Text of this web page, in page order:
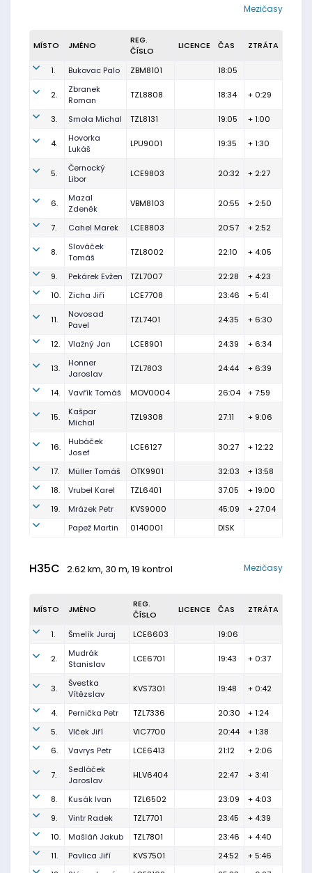
Mezičasy
MÍSTO JMÉNO
REG.
ČÍSLO
LICENCE ČAS ZTRÁTA
1. Bukovac Palo ZBM8101 18:05
2.
Zbranek
Roman
TZL8808 18:34 + 0:29
3. Smola Michal TZL8131 19:05 + 1:00
4.
Hovorka
Lukáš
LPU9001 19:35 + 1:30
5.
Černocký
Libor
LCE9803 20:32 + 2:27
6.
Mazal
Zdeněk
VBM8103 20:55 + 2:50
7. Cahel Marek LCE8803 20:57 + 2:52
8.
Slováček
Tomáš
TZL8002 22:10 + 4:05
9. Pekárek Evžen TZL7007 22:28
+ 4:23
10.
Zicha Jiří LCE7708 23:46 + 5:41
11.
Novosad
Pavel
TZL7401 24:35 + 6:30
12. Vlažný Jan LCE8901 24:39 + 6:34
13.
Honner
Jaroslav
TZL7803 24:44 + 6:39
14. Vavřík Tomáš MOV0004 26:04 + 7:59
15.
Kašpar
Michal
TZL9308 27:11 + 9:06
16.
Hubáček
Josef
LCE6127 30:27 + 12:22
17. Müller Tomáš OTK9901 32:03
+ 13:58
18.
Vrubel Karel TZL6401 37:05
+ 19:00
19.
Mrázek Petr KVS9000 45:09
+ 27:04
Papež Martin
0140001 DISK
H35C 2.62 km, 30 m, 19 kontrol Mezičasy
MÍSTO JMÉNO
REG.
ČÍSLO
LICENCE ČAS ZTRÁTA
1. Šmelík Juraj LCE6603 19:06
2.
Mudrák
Stanislav
LCE6701 19:43 + 0:37
3.
Švestka
Vítězslav
KVS7301 19:48 + 0:42
4. Pernička Petr TZL7336 20:30
+ 1:24
5.
Vlček Jiří VIC7700 20:44
+ 1:38
6.
Vavrys Petr LCE6413 21:12 + 2:06
7.
Sedláček
Jaroslav
HLV6404 22:47 + 3:41
8. Kusák Ivan TZL6502 23:09
+ 4:03
9.
Vintr Radek TZL7701 23:45
+ 4:39
10.
Mašláň Jakub TZL7801 23:46
+ 4:40
11.
Pavlica Jiří KVS7501 24:52
+ 5:46